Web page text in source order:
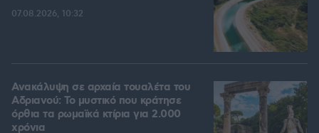
07.08.2026, 10:32
Ανακάλυψη σε αρχαία τουαλέτα του
Αδριανού: Το μυστικό που κράτησε
όρθια τα ρωμαϊκά κτίρια για 2.000
χρόνια